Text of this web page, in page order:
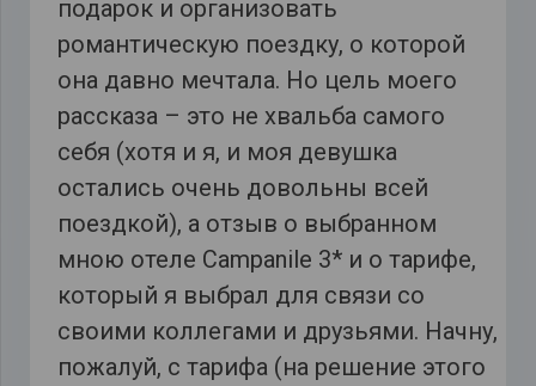
подарок и организовать
романтическую поездку, о которой
она давно мечтала. Но цель моего
рассказа – это не хвальба самого
себя (хотя и я, и моя девушка
остались очень довольны всей
поездкой), а отзыв о выбранном
мною отеле Campanile 3* и о тарифе,
который я выбрал для связи со
своими коллегами и друзьями. Начну,
пожалуй, с тарифа (на решение этого